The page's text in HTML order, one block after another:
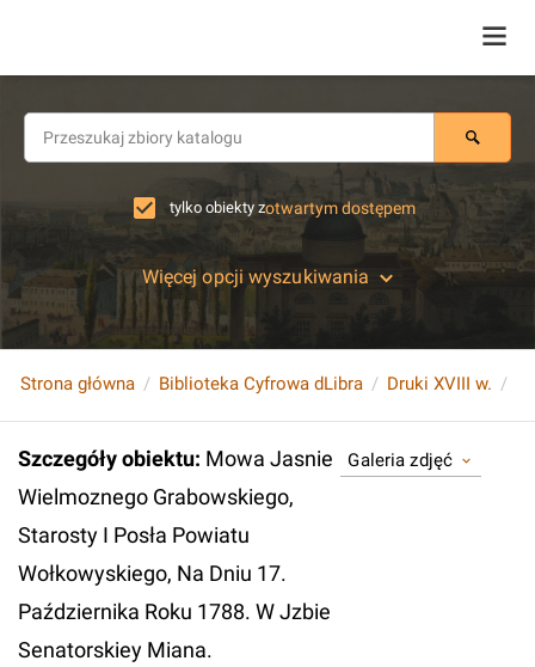
tylko obiekty zotwartym dostępem
Więcej opcji wyszukiwania
Strona główna Biblioteka Cyfrowa dLibra Druki XVIII w.
Szczegóły obiektu: Mowa Jasnie
Wielmoznego Grabowskiego,
Starosty I Posła Powiatu
Wołkowyskiego, Na Dniu 17.
Października Roku 1788. W Jzbie
Senatorskiey Miana.
Galeria zdjęć